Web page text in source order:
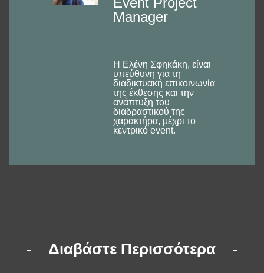
Manager
Η Ελένη Σφηκάκη, είναι
υπεύθυνη για τη
διαδικτυακή επικοινωνία
της έκθεσης και την
ανάπτυξη του
διαδραστικού της
χαρακτήρα, μέχρι το
κεντρικό event.
Διαβάστε Περισσότερα